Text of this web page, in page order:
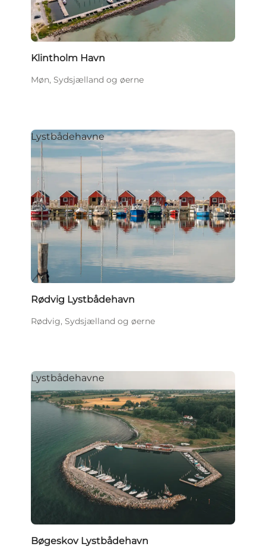
Klintholm Havn
Møn, Sydsjælland og øerne
Lystbådehavne
Rødvig Lystbådehavn
Rødvig, Sydsjælland og øerne
Lystbådehavne
Bøgeskov Lystbådehavn